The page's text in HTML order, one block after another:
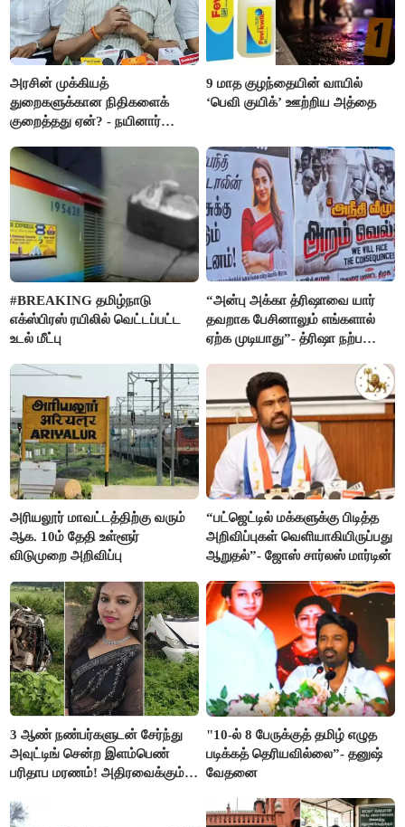
அரசின் முக்கியத்
துறைகளுக்கான நிதிகளைக்
குறைத்தது ஏன்? - நயினார்
9 மாத குழந்தையின் வாயில்
‘பெவி குயிக்’ ஊற்றிய அத்தை
#BREAKING தமிழ்நாடு
எக்ஸ்பிரஸ் ரயிலில் வெட்டப்பட்ட
உடல் மீட்பு
“அன்பு அக்கா த்ரிஷாவை யார்
தவறாக பேசினாலும் எங்களால்
ஏற்க முடியாது”- த்ரிஷா நற்பணி
அரியலூர் மாவட்டத்திற்கு வரும்
ஆக. 10ம் தேதி உள்ளூர்
விடுமுறை அறிவிப்பு
“பட்ஜெட்டில் மக்களுக்கு பிடித்த
அறிவிப்புகள் வெளியாகியிருப்பது
ஆறுதல்”- ஜோஸ் சார்லஸ் மார்டின்
3 ஆண் நண்பர்களுடன் சேர்ந்து
அவுட்டிங் சென்ற இளம்பெண்
பரிதாப மரணம்! அதிரவைக்கும்
"10-ல் 8 பேருக்குத் தமிழ் எழுத
படிக்கத் தெரியவில்லை”- தனுஷ்
வேதனை